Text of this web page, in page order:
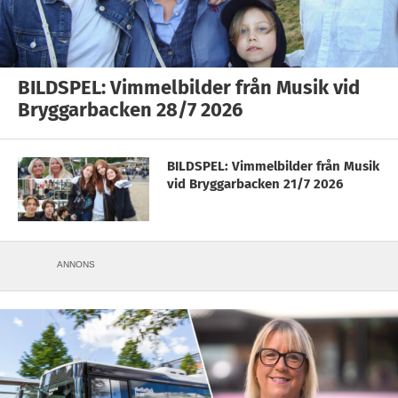
BILDSPEL: Vimmelbilder från Musik vid
Bryggarbacken 28/7 2026
BILDSPEL: Vimmelbilder från Musik
vid Bryggarbacken 21/7 2026
ANNONS